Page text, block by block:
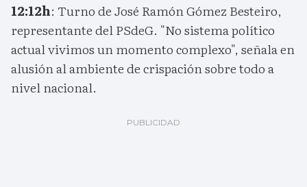
12:12h: Turno de José Ramón Gómez Besteiro,
representante del PSdeG. "No sistema político
actual vivimos un momento complexo", señala en
alusión al ambiente de crispación sobre todo a
nivel nacional.